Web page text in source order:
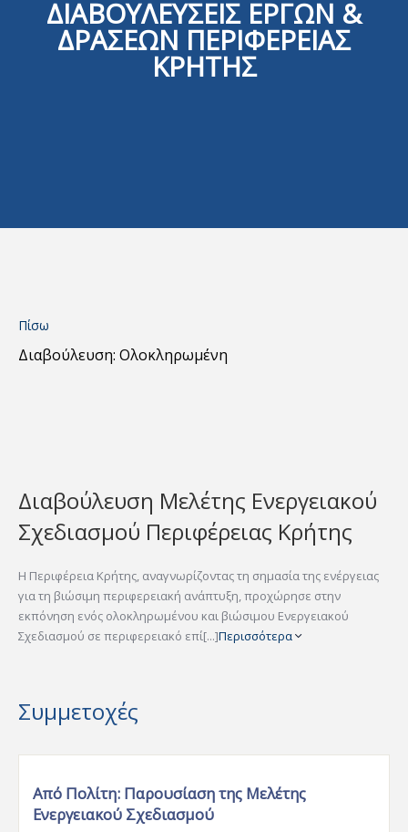
ΔΙΑΒΟΥΛΕΥΣΕΙΣ ΕΡΓΩΝ &
ΔΡΑΣΕΩΝ ΠΕΡΙΦΕΡΕΙΑΣ
ΚΡΗΤΗΣ
Πίσω
Διαβούλευση: Ολοκληρωμένη
Διαβούλευση Μελέτης Ενεργειακού
Σχεδιασμού Περιφέρειας Κρήτης
Η Περιφέρεια Κρήτης, αναγνωρίζοντας τη σημασία της ενέργειας
για τη βιώσιμη περιφερειακή ανάπτυξη, προχώρησε στην
εκπόνηση ενός ολοκληρωμένου και βιώσιμου Ενεργειακού
Σχεδιασμού σε περιφερειακό επί[...]Περισσότερα
Συμμετοχές
Από Πολίτη: Παρουσίαση της Μελέτης
Ενεργειακού Σχεδιασμού